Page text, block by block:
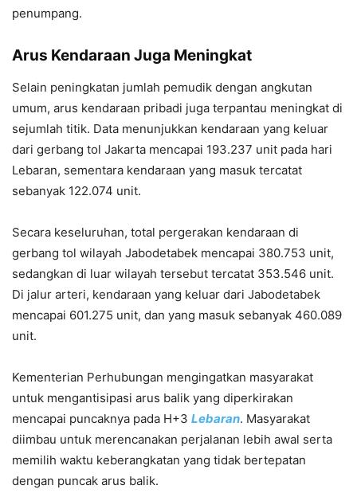
penumpang.
Arus Kendaraan Juga Meningkat
Selain peningkatan jumlah pemudik dengan angkutan
umum, arus kendaraan pribadi juga terpantau meningkat di
sejumlah titik. Data menunjukkan kendaraan yang keluar
dari gerbang tol Jakarta mencapai 193.237 unit pada hari
Lebaran, sementara kendaraan yang masuk tercatat
sebanyak 122.074 unit.
Secara keseluruhan, total pergerakan kendaraan di
gerbang tol wilayah Jabodetabek mencapai 380.753 unit,
sedangkan di luar wilayah tersebut tercatat 353.546 unit.
Di jalur arteri, kendaraan yang keluar dari Jabodetabek
mencapai 601.275 unit, dan yang masuk sebanyak 460.089
unit.
Kementerian Perhubungan mengingatkan masyarakat
untuk mengantisipasi arus balik yang diperkirakan
mencapai puncaknya pada H+3 Lebaran. Masyarakat
diimbau untuk merencanakan perjalanan lebih awal serta
memilih waktu keberangkatan yang tidak bertepatan
dengan puncak arus balik.